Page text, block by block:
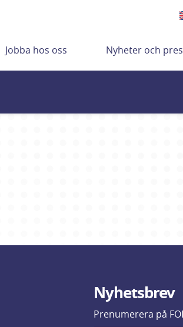
Jobba hos oss Nyheter och
Nyhetsbrev
Prenumerera på